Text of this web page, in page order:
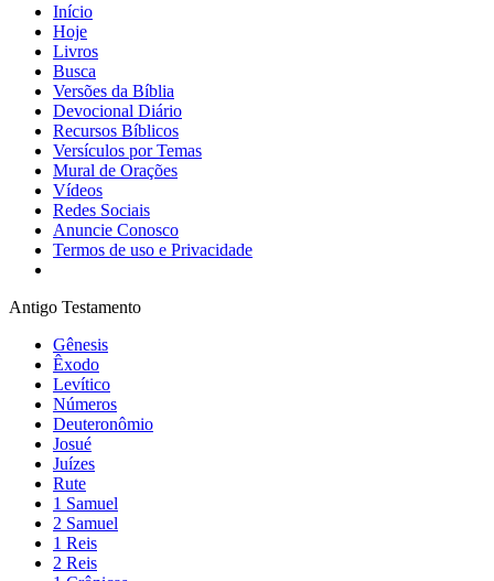
Início
Hoje
Livros
Busca
Versões da Bíblia
Devocional Diário
Recursos Bíblicos
Versículos por Temas
Mural de Orações
Vídeos
Redes Sociais
Anuncie Conosco
Termos de uso e Privacidade
Antigo Testamento
Gênesis
Êxodo
Levítico
Números
Deuteronômio
Josué
Juízes
Rute
1 Samuel
2 Samuel
1 Reis
2 Reis